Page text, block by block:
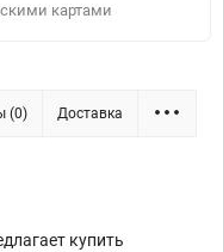
картами
(0) Доставка
купить